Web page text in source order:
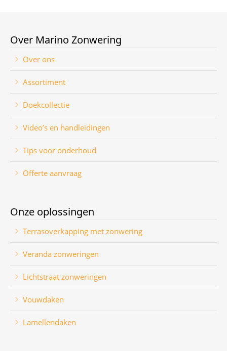
Over Marino Zonwering
Over ons
Assortiment
Doekcollectie
Video’s en handleidingen
Tips voor onderhoud
Offerte aanvraag
Onze oplossingen
Terrasoverkapping met zonwering
Veranda zonweringen
Lichtstraat zonweringen
Vouwdaken
Lamellendaken